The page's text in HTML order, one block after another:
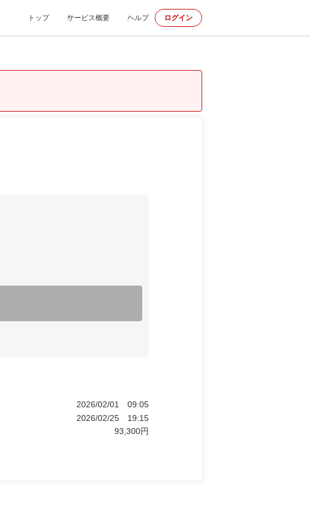
トップ サービス概要 ヘルプ ログイン
2026/02/01
09:05
2026/02/25
19:15
93,300円